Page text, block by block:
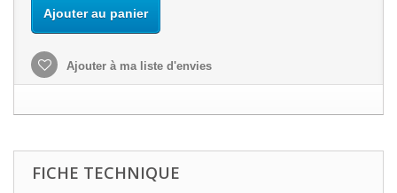
Ajouter au panier
Ajouter à ma liste d'envies
FICHE TECHNIQUE